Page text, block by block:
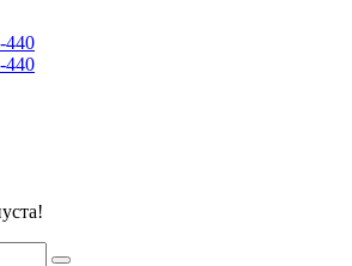
440
440